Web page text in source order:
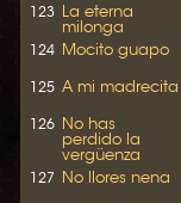
123 La eterna
milonga
124 Mocito guapo
125 A mi madrecita
126 No has
perdido la
vergüenza
127 No llores nena